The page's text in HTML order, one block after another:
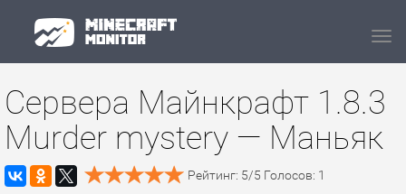
Сервера Майнкрафт 1.8.3
Murder mystery — Маньяк
Рейтинг: 5/5 Голосов: 1